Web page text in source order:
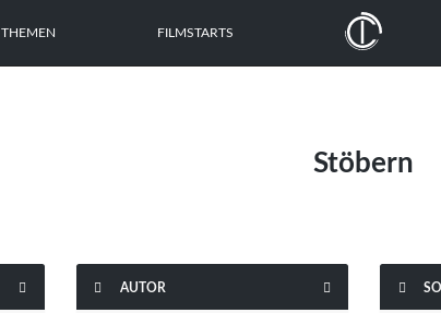
THEMEN FILMSTARTS
Stöbern
  AUTOR  